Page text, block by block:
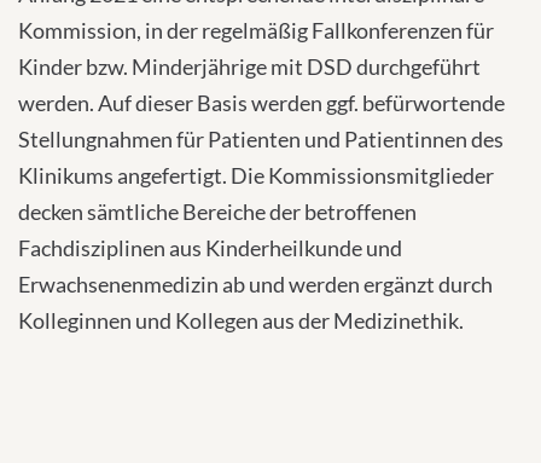
Kommission, in der regelmäßig Fallkonferenzen für
Kinder bzw. Minderjährige mit DSD durchgeführt
werden. Auf dieser Basis werden ggf. befürwortende
Stellungnahmen für Patienten und Patientinnen des
Klinikums angefertigt. Die Kommissionsmitglieder
decken sämtliche Bereiche der betroffenen
Fachdisziplinen aus Kinderheilkunde und
Erwachsenenmedizin ab und werden ergänzt durch
Kolleginnen und Kollegen aus der Medizinethik.